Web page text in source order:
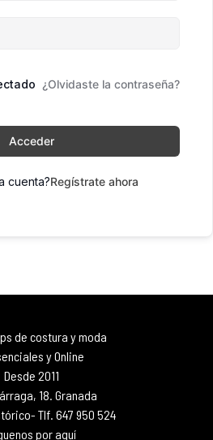
¿Olvidaste la contraseña?
Acceder
cuenta?Regístrate ahora
de costura y moda
y Online
Desde 2011
18. Granada
Tlf. 647 950 524
por aquí